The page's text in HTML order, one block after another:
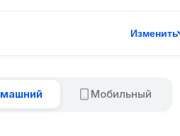
Изменить
Мобильный